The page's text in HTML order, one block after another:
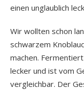
einen unglaublich
Wir wollten schon
schwarzem
machen.
lecker und ist vom
vergleichbar. Der